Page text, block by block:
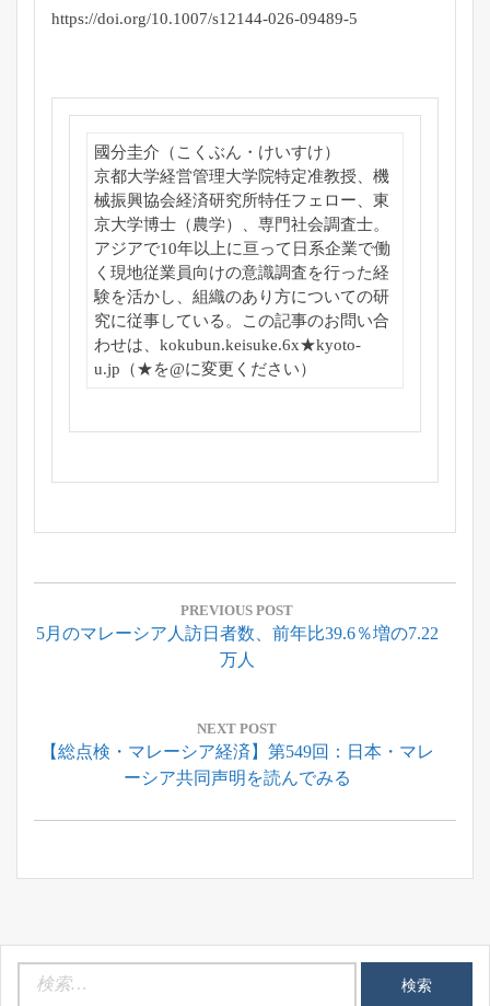
https://doi.org/10.1007/s12144-026-09489-5
國分圭介（こくぶん・けいすけ）
京都大学経営管理大学院特定准教授、 機
械振興協会経済研究所特任フェロー、東
京大学博士（農学）、 専門社会調査士。
アジアで10年以上に亘って日系企業で働
く現地従業員向けの意識調査を行った経
験を活かし、 組織のあり方についての研
究に従事している。この記事のお問い合
わせは、kokubun.keisuke.6x★kyoto-
u.jp（★を@に変更ください）
投
ナ
シ
ン
PREVIOUS POST
Previous
5月のマレーシア人訪日者数、前年比39.6％増の7.22
万人
NEXT POST
Next
【総点検・マレーシア経済】第549回：日本・マレ
ーシア共同声明を読んでみる